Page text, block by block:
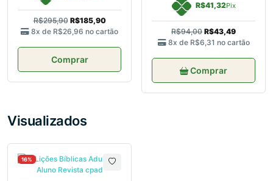
R$295,90 R$185,90
8x de R$26,96 no cartão
Comprar
R$41,32Pix
R$94,00 R$43,49
8x de R$6,31 no cartão
Comprar
Visualizados
16%